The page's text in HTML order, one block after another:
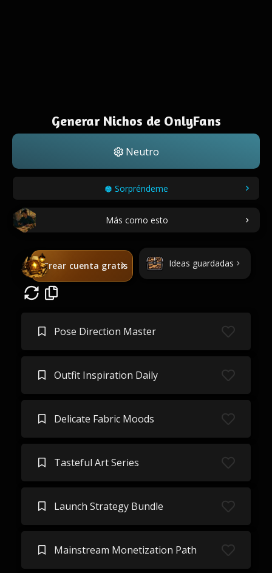
Generar Nichos de OnlyFans
Neutro
Sorpréndeme
Más como esto
Crear cuenta gratis Ideas guardadas
Pose Direction Master
Outfit Inspiration Daily
Delicate Fabric Moods
Tasteful Art Series
Launch Strategy Bundle
Mainstream Monetization Path